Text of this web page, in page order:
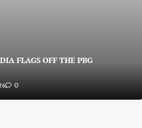
FLAGS OFF THE PBG
0